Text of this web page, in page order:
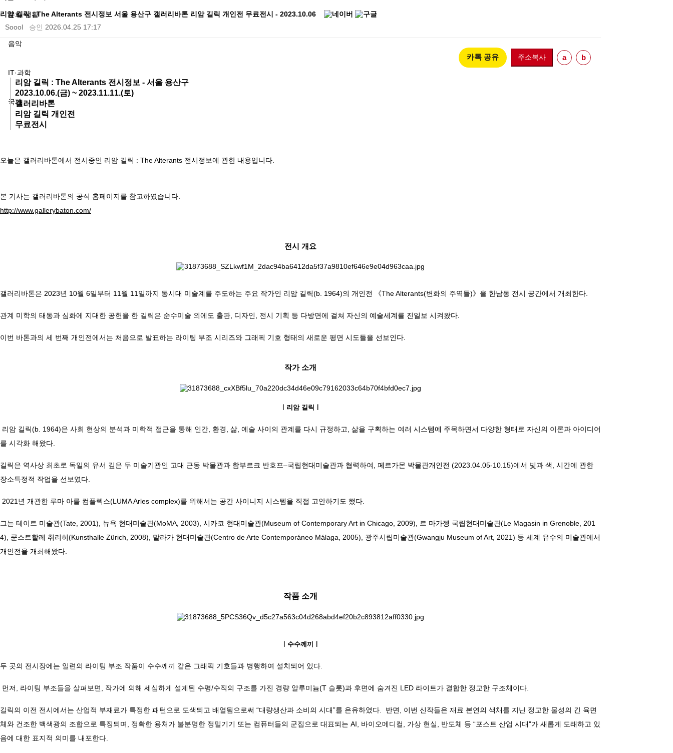
문화·생활
음악
IT·과학
국제
리암 길릭 : The Alterants 전시정보 서울 용산구 갤러리바톤 리암 길릭 개인전 무료전시 - 2023.10.06
Soool 승인 2026.04.25 17:17
카톡 공유 주소복사 a b
리암 길릭 : The Alterants 전시정보 - 서울 용산구
2023.10.06.(금) ~ 2023.11.11.(토)
갤러리바톤
리암 길릭 개인전
무료전시
오늘은 갤러리바톤에서 전시중인 리암 길릭 : The Alterants 전시정보에 관한 내용입니다.
본 기사는 갤러리바톤의 공식 홈페이지를 참고하였습니다.
http://www.gallerybaton.com/
​전시 개요
갤러리바톤은 2023년 10월 6일부터 11월 11일까지 동시대 미술계를 주도하는 주요 작가인 리암 길릭(b. 1964)의 개인전 《The Alterants(변화의 주역들)》을 한남동 전시 공간에서 개최한다.
관계 미학의 태동과 심화에 지대한 공헌을 한 길릭은 순수미술 외에도 출판, 디자인, 전시 기획 등 다방면에 걸쳐 자신의 예술세계를 진일보 시켜왔다.
이번 바톤과의 세 번째 개인전에서는 처음으로 발표하는 라이팅 부조 시리즈와 그래픽 기호 형태의 새로운 평면 시도들을 선보인다.
작가 소개
ㅣ리암 길릭ㅣ
리암 길릭(b. 1964)은 사회 현상의 분석과 미학적 접근을 통해 인간, 환경, 삶, 예술 사이의 관계를 다시 규정하고, 삶을 구획하는 여러 시스템에 주목하면서 다양한 형태로 자신의 이론과 아이디어
를 시각화 해왔다.
길릭은 역사상 최초로 독일의 유서 깊은 두 미술기관인 고대 근동 박물관과 함부르크 반호프–국립현대미술관과 협력하여, 페르가몬 박물관개인전 (2023.04.05-10.15)에서 빛과 색, 시간에 관한
장소특정적 작업을 선보였다.
2021년 개관한 루마 아를 컴플렉스(LUMA Arles complex)를 위해서는 공간 사이니지 시스템을 직접 고안하기도 했다.
그는 테이트 미술관(Tate, 2001), 뉴욕 현대미술관(MoMA, 2003), 시카코 현대미술관(Museum of Contemporary Art in Chicago, 2009), 르 마가젱 국립현대미술관(Le Magasin in Grenoble, 201
4), 쿤스트할레 취리히(Kunsthalle Zürich, 2008), 말라가 현대미술관(Centro de Arte Contemporáneo Málaga, 2005), 광주시립미술관(Gwangju Museum of Art, 2021) 등 세계 유수의 미술관에서
개인전을 개최해왔다.
작품 소개
ㅣ수수께끼ㅣ
두 곳의 전시장에는 일련의 라이팅 부조 작품이 수수께끼 같은 그래픽 기호들과 병행하여 설치되어 있다.
먼저, 라이팅 부조들을 살펴보면, 작가에 의해 세심하게 설계된 수평/수직의 구조를 가진 경량 알루미늄(T 슬롯)과 후면에 숨겨진 LED 라이트가 결합한 정교한 구조체이다.
길릭의 이전 전시에서는 산업적 부재료가 특정한 패턴으로 도색되고 배열됨으로써 “대량생산과 소비의 시대”를 은유하였다. 반면, 이번 신작들은 재료 본연의 색채를 지닌 정교한 물성의 긴 육면
체와 건조한 백색광의 조합으로 특징되며, 정확한 용처가 불분명한 정밀기기 또는 컴퓨터들의 군집으로 대표되는 AI, 바이오메디컬, 가상 현실, 반도체 등 “포스트 산업 시대"가 새롭게 도래하고 있
음에 대한 표지적 의미를 내포한다.